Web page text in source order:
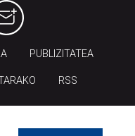
PUBLIZITATEA
RSS